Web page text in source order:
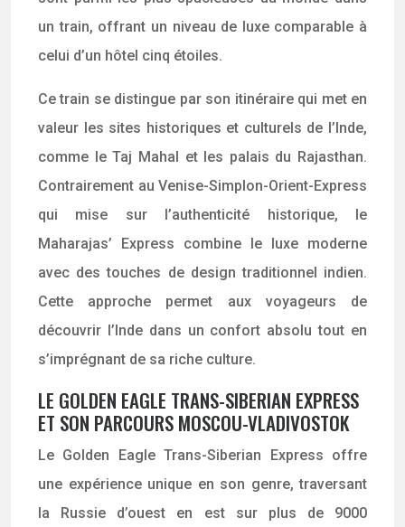
un train, offrant un niveau de luxe comparable à
celui d’un hôtel cinq étoiles.
Ce train se distingue par son itinéraire qui met en
valeur les sites historiques et culturels de l’Inde,
comme le Taj Mahal et les palais du Rajasthan.
Contrairement au Venise-Simplon-Orient-Express
qui mise sur l’authenticité historique, le
Maharajas’ Express combine le luxe moderne
avec des touches de design traditionnel indien.
Cette approche permet aux voyageurs de
découvrir l’Inde dans un confort absolu tout en
s’imprégnant de sa riche culture.
LE GOLDEN EAGLE TRANS-SIBERIAN EXPRESS
ET SON PARCOURS MOSCOU-VLADIVOSTOK
Le Golden Eagle Trans-Siberian Express offre
une expérience unique en son genre, traversant
la Russie d’ouest en est sur plus de 9000